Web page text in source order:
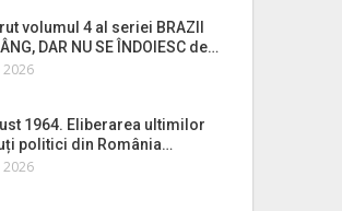
volumul 4 al seriei BRAZII
DAR NU SE ÎNDOIESC de…
2026
1964. Eliberarea ultimilor
politici din România…
2026